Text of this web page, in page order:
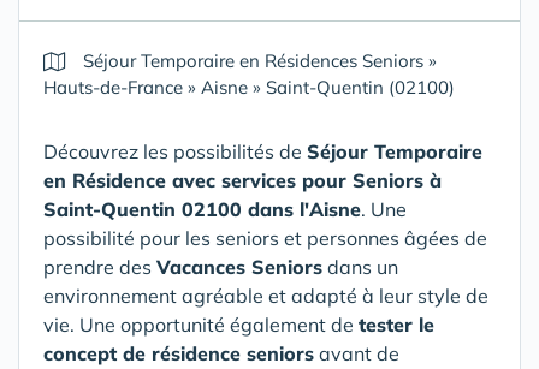
Séjour Temporaire en Résidences Seniors »
Hauts-de-France » Aisne » Saint-Quentin (02100)
Découvrez les possibilités de Séjour Temporaire
en Résidence avec services pour Seniors à
Saint-Quentin 02100 dans l'Aisne. Une
possibilité pour les seniors et personnes âgées de
prendre des Vacances Seniors dans un
environnement agréable et adapté à leur style de
vie. Une opportunité également de tester le
concept de résidence seniors avant de